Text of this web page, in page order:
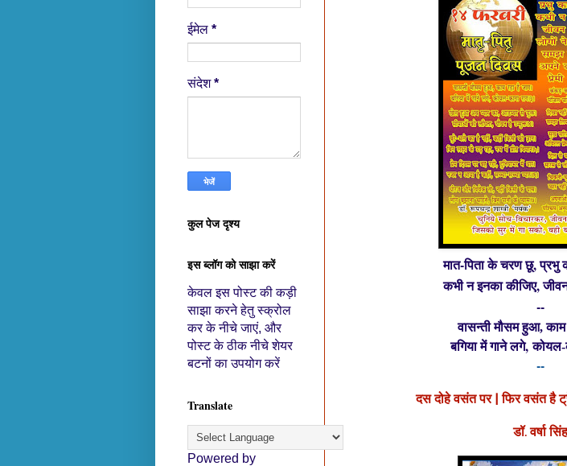
मात-पिता के चरण छू, प्रभु
कभी न इनका कीजिए,
--
वासन्ती मौसम हुआ, काम
बगिया में गाने लगे,कोयल-
--
दस दोहे वसंत पर | फिर वसंत है
डॉ. वर्षा सिंह
ईमेल *
संदेश*
कुल पेज दृश्य
इस ब्लॉग को साझा करें
केवल इस पोस्ट की कड़ी
साझा करने हेतु स्क्रोल
कर के नीचे जाएं, और
पोस्ट के ठीक नीचे शेयर
बटनों का उपयोग करें
Translate
Powered by